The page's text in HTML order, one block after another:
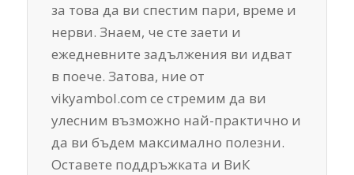
за това да ви спестим пари, време и
нерви. Знаем, че сте заети и
ежедневните задължения ви идват
в поече. Затова, ние от
vikyambol.com се стремим да ви
улесним възможно най-практично и
да ви бъдем максимално полезни.
Оставете поддръжката и ВиК